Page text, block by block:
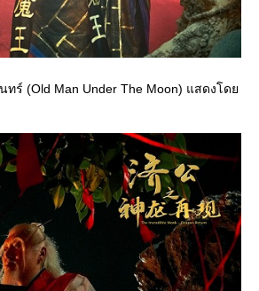
ทร์ (Old Man Under The Moon) แสดงโด